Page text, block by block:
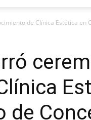
de Clínica Estética en
de